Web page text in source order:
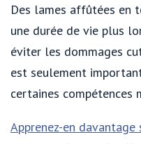
Des lames affûtées en
une durée de vie plus
éviter les dommages
est seulement
certaines compétences
Apprenez-en davantage